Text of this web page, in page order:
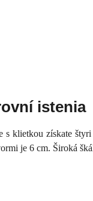
istenia
s klietkou získate
je 6 cm. Široká